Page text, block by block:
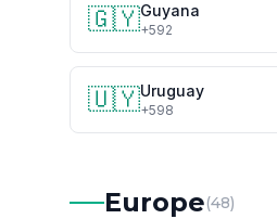
🇬🇾Guyana
+592
🇺🇾Uruguay
+598
Europe(48)